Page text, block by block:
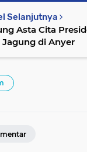
Selanjutnya
Asta Cita
Jagung di Anyer